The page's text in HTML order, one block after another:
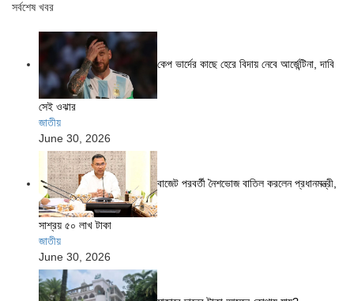
সর্বশেষ খবর
কেপ ভার্দের কাছে হেরে বিদায় নেবে আর্জেন্টিনা, দাবি
সেই ওঝার
জাতীয়
June 30, 2026
বাজেট পরবর্তী নৈশভোজ বাতিল করলেন প্রধানমন্ত্রী,
সাশ্রয় ৫০ লাখ টাকা
জাতীয়
June 30, 2026